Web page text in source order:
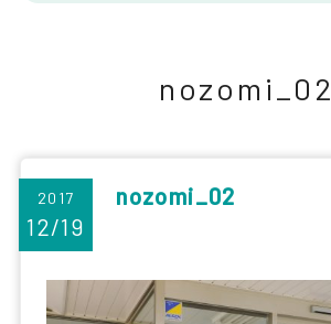
nozomi_02
2017
12/19
nozomi_02